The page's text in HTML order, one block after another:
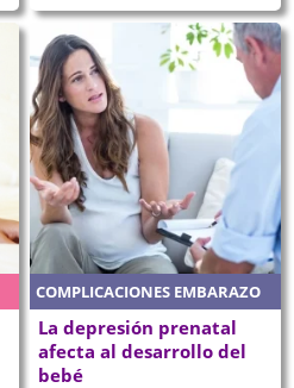
COMPLICACIONES EMBARAZO
La depresión prenatal
afecta al desarrollo del
bebé